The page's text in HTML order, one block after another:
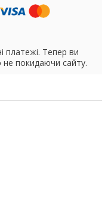
платежі. Тепер ви
покидаючи сайту.